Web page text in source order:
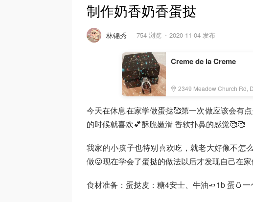
制作奶香奶香蛋挞
林锦秀 754 浏览 2020-11-04 发布
Creme de la Creme
2349 Meadow Church Rd,
今天在休息在家学做蛋挞🥰第一次做应该会
的时候就喜欢💕酥脆嫩滑 香软扑鼻的感觉🥰🥰
我家的小孩子也特别喜欢吃，就老大好像不怎
做😛现在学会了蛋挞的做法以后才发现自己在
食材准备：蛋挞皮：糖4安士、牛油🧈1b 蛋🥚